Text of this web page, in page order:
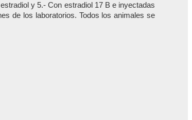
y 5.- Con estradiol 17 B e inyectadas
de los laboratorios. Todos los animales se